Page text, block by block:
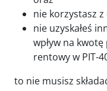
nie korzystasz
nie uzyskałeś
wpływ na
rentowy w PIT-
to nie musisz